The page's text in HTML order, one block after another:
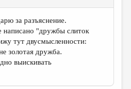
за разъяснение.
написано "дружбы слиток
тут двусмысленности:
золотая дружба.
выискивать